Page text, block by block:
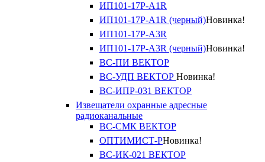
ИП101-17Р-A1R
ИП101-17Р-A1R (черный)Новинка!
ИП101-17Р-A3R
ИП101-17Р-A3R (черный)Новинка!
ВС-ПИ ВЕКТОР
ВС-УДП ВЕКТОР Новинка!
ВС-ИПР-031 ВЕКТОР
Извещатели охранные адресные
радиоканальные
ВС-СМК ВЕКТОР
ОПТИМИСТ-РНовинка!
ВС-ИК-021 ВЕКТОР